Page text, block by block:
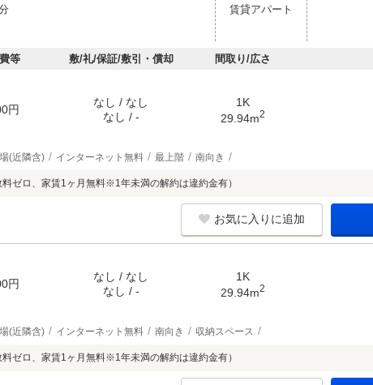
賃貸アパート
等 敷/礼/保証/敷引・償却 間取り/広さ
円
なし / なし
なし / -
1K
29.94m2
(近隣含) インターネット無料 最上階 南向き
ゼロ、家賃1ヶ月無料※1年未満の解約は違約金有）
お気に入りに追加
円
なし / なし
なし / -
1K
29.94m2
(近隣含) インターネット無料 南向き 収納スペース
ゼロ、家賃1ヶ月無料※1年未満の解約は違約金有）